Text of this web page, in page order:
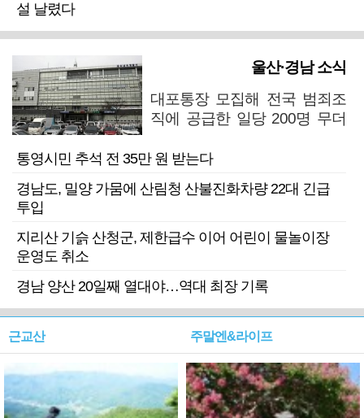
설 날렸다
울산·경남 소식
대포통장 모집해 전국 범죄조
직에 공급한 일당 200명 무더
통영시민 추석 전 35만 원 받는다
경남도, 밀양 가뭄에 산림청 산불진화차량 22대 긴급
투입
지리산 기슭 산청군, 제한급수 이어 어린이 물놀이장
운영도 취소
경남 양산 20일째 열대야…역대 최장 기록
근교산 주말엔&라이프